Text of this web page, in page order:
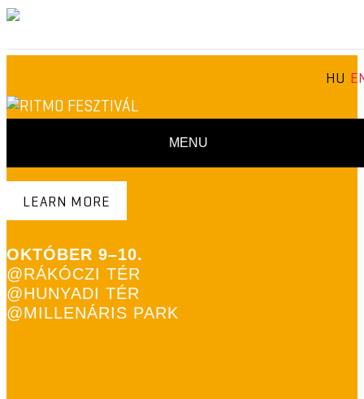
HU
MENU
LEARN MORE
OKTÓBER 9–10.
@RÁKÓCZI TÉR
@HUNYADI TÉR
@MILLENÁRIS PARK